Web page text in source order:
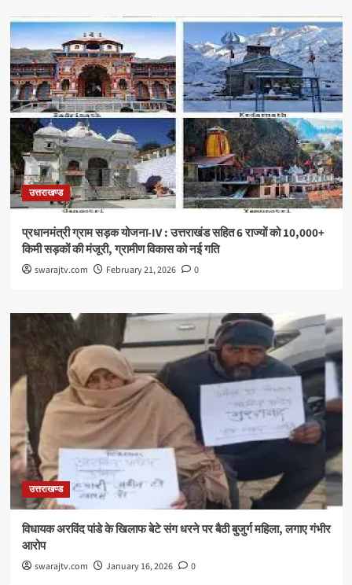
उत्तराखण्ड
प्रधानमंत्री ग्राम सड़क योजना-IV : उत्तराखंड सहित 6 राज्यों को 10,000+
किमी सड़कों की मंजूरी, ग्रामीण विकास को नई गति
swarajtv.com February 21, 2026 0
उत्तराखण्ड
विधायक अरविंद पांडे के खिलाफ बेटे संग धरने पर बैठी बुजुर्ग महिला, लगाए गंभीर
आरोप
swarajtv.com January 16, 2026 0